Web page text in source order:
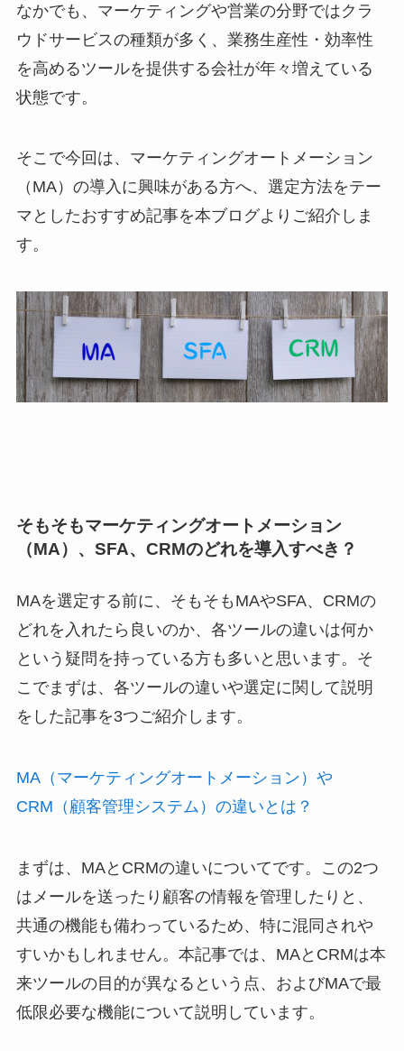
なかでも、マーケティングや営業の分野ではクラ
ウドサービスの種類が多く、業務生産性・効率性
を高めるツールを提供する会社が年々増えている
状態です。
そこで今回は、マーケティングオートメーション
（MA）の導入に興味がある方へ、選定方法をテー
マとしたおすすめ記事を本ブログよりご紹介しま
す。
そもそもマーケティングオートメーション
（MA）、SFA、CRMのどれを導入すべき？
MAを選定する前に、そもそもMAやSFA、CRMの
どれを入れたら良いのか、各ツールの違いは何か
という疑問を持っている方も多いと思います。そ
こでまずは、各ツールの違いや選定に関して説明
をした記事を3つご紹介します。
MA（マーケティングオートメーション）や
CRM（顧客管理システム）の違いとは？
まずは、MAとCRMの違いについてです。この2つ
はメールを送ったり顧客の情報を管理したりと、
共通の機能も備わっているため、特に混同されや
すいかもしれません。本記事では、MAとCRMは本
来ツールの目的が異なるという点、およびMAで最
低限必要な機能について説明しています。